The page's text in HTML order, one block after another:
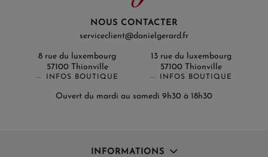
NOUS CONTACTER
serviceclient@danielgerard.fr
8 rue du luxembourg
57100 Thionville
INFOS BOUTIQUE
13 rue du luxembourg
57100 Thionville
INFOS BOUTIQUE
Ouvert du mardi au samedi 9h30 à 18h30
INFORMATIONS